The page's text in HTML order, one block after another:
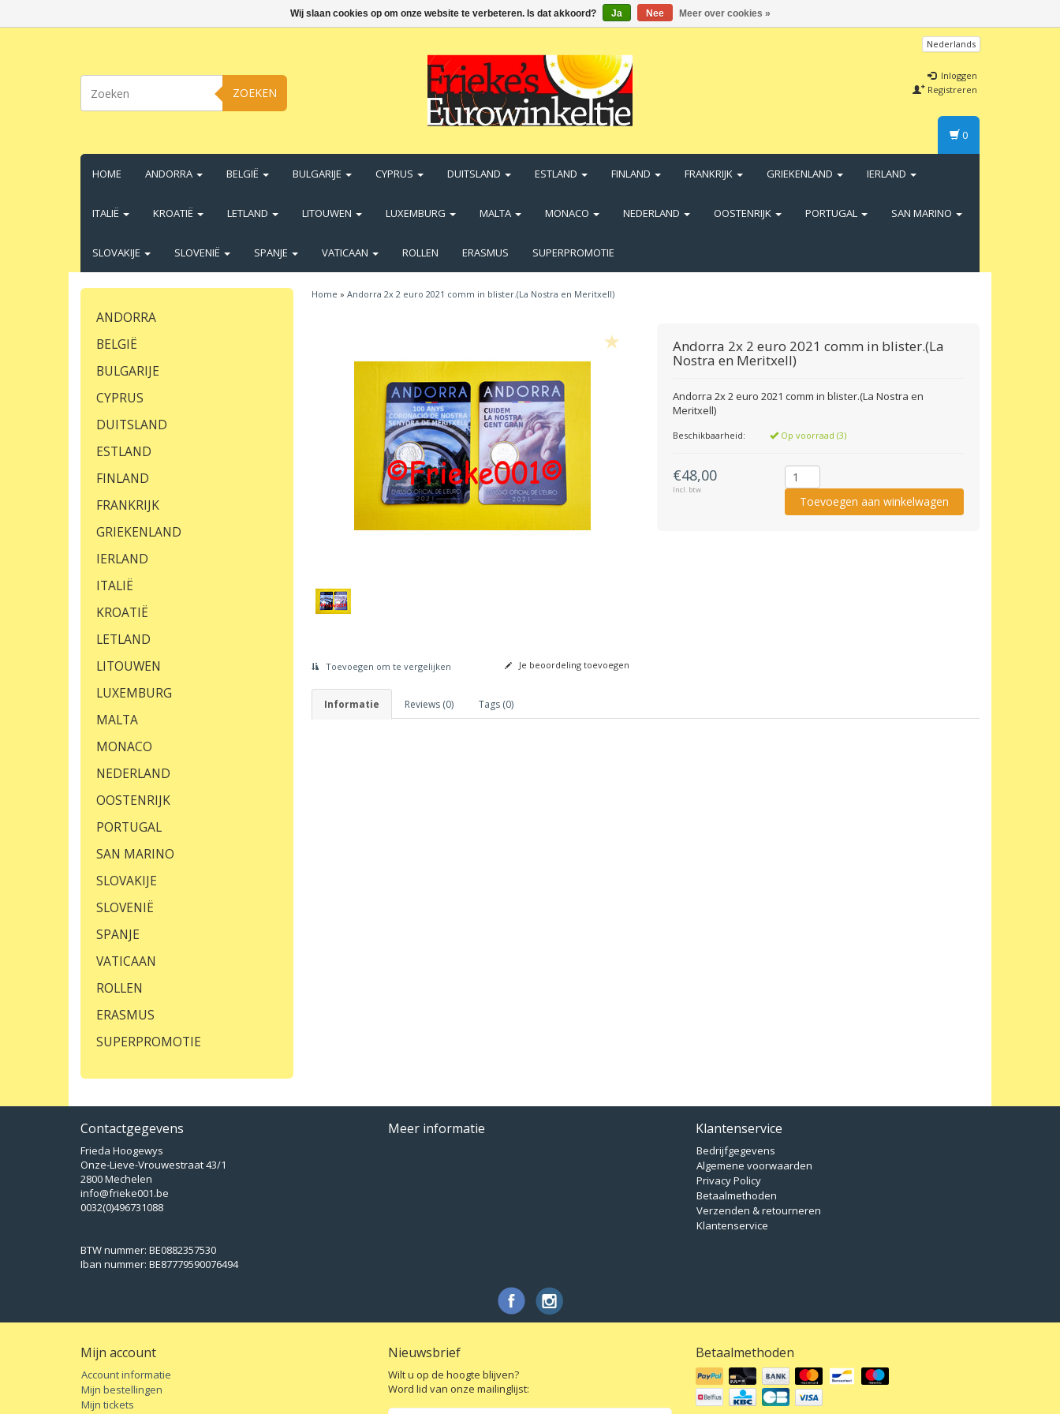
ZOEKEN
Nederlands
Inloggen
Registreren
HOME ANDORRA BELGIË BULGARIJE CYPRUS DUITSLAND ESTLAND FINLAND FRANKRIJK GRIEKENLAND IERLAND
ITALIË KROATIË LETLAND LITOUWEN LUXEMBURG MALTA MONACO NEDERLAND OOSTENRIJK PORTUGAL SAN MARINO
SLOVAKIJE SLOVENIË SPANJE VATICAAN ROLLEN ERASMUS SUPERPROMOTIE
0
ANDORRA
BELGIË
BULGARIJE
CYPRUS
DUITSLAND
ESTLAND
FINLAND
FRANKRIJK
GRIEKENLAND
IERLAND
ITALIË
KROATIË
LETLAND
LITOUWEN
LUXEMBURG
MALTA
MONACO
NEDERLAND
OOSTENRIJK
PORTUGAL
SAN MARINO
SLOVAKIJE
SLOVENIË
SPANJE
VATICAAN
ROLLEN
ERASMUS
SUPERPROMOTIE
Home » Andorra 2x 2 euro 2021 comm in blister.(La Nostra en Meritxell)
Andorra 2x 2 euro 2021 comm in blister.(La
Nostra en Meritxell)
Andorra 2x 2 euro 2021 comm in blister.(La Nostra en
Meritxell)
Beschikbaarheid: Op voorraad (3)
€48,00
Incl. btw
Toevoegen om te vergelijken Je beoordeling toevoegen
Informatie Reviews (0) Tags (0)
Contactgegevens
Frieda Hoogewys
Onze-Lieve-Vrouwestraat 43/1
2800 Mechelen
info@frieke001.be
0032(0)496731088
BTW nummer: BE0882357530
Iban nummer: BE87779590076494
Meer informatie Klantenservice
Bedrijfgegevens
Algemene voorwaarden
Privacy Policy
Betaalmethoden
Verzenden & retourneren
Klantenservice
Mijn account
Account informatie
Mijn bestellingen
Mijn tickets
Nieuwsbrief
Wilt u op de hoogte blijven?
Word lid van onze mailinglijst:
Betaalmethoden
Wij slaan cookies op om onze website te verbeteren. Is dat akkoord? Ja Nee Meer over cookies »